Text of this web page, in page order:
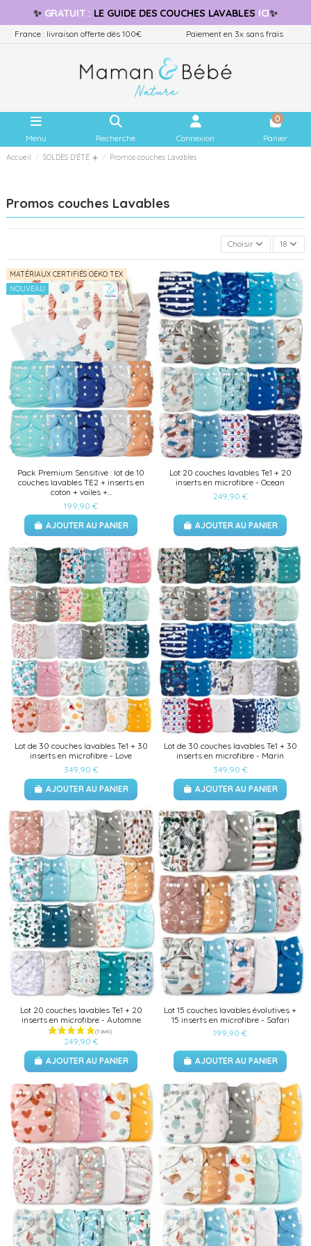
✨ GRATUIT: LE GUIDE DES COUCHES LAVABLES ICI✨
France : livraison offerte dès 100€ Paiement en 3x sans frais
Menu Recherche Connexion
0
Panier
Accueil SOLDES D'ÉTÉ ☀️ Promos couches Lavables
Promos couches Lavables
Choisir 18
MATÉRIAUX CERTIFIÉS OEKO TEX
NOUVEAU
Pack Premium Sensitive : lot de 10
couches lavables TE2 + inserts en
coton + voiles +...
199,90 €
AJOUTER AU PANIER
Lot 20 couches lavables Te1 + 20
inserts en microfibre - Ocean
249,90 €
AJOUTER AU PANIER
Lot de 30 couches lavables Te1 + 30
inserts en microfibre - Love
349,90 €
AJOUTER AU PANIER
Lot de 30 couches lavables Te1 + 30
inserts en microfibre - Marin
349,90 €
AJOUTER AU PANIER
Lot 20 couches lavables Te1 + 20
inserts en microfibre - Automne
249,90 €
AJOUTER AU PANIER
Lot 15 couches lavables évolutives +
15 inserts en microfibre - Safari
199,90 €
AJOUTER AU PANIER